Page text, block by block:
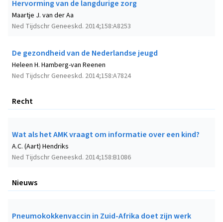
Hervorming van de langdurige zorg
Ned Tijdschr Geneeskd. 2014;158:A8253
Maartje J. van der Aa
De gezondheid van de Nederlandse jeugd
Ned Tijdschr Geneeskd. 2014;158:A7824
Heleen H. Hamberg-van Reenen
Recht
Wat als het AMK vraagt om informatie over een kind?
Ned Tijdschr Geneeskd. 2014;158:B1086
A.C. (Aart) Hendriks
Nieuws
Pneumokokkenvaccin in Zuid-Afrika doet zijn werk